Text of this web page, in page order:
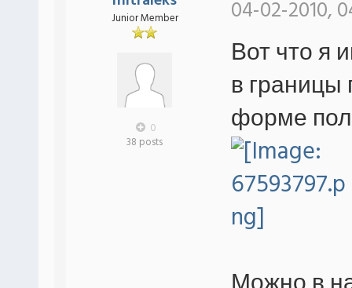
Junior Member
0
38 posts
04-02-2010,
Вот что я
в границы
форме